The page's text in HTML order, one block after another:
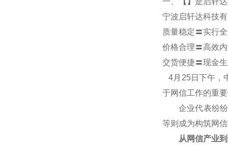
宁波启轩达科技
质量稳定〓实行
价格合理〓高效
交货便捷〓现金
4月25日下午，
于网信工作的重
企业代表纷纷表
等则成为构筑网
从网信产业到